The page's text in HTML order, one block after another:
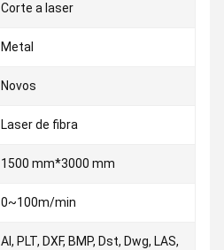
Corte a laser
Metal
Novos
Laser de fibra
1500 mm*3000 mm
0~100m/min
AI, PLT, DXF, BMP, Dst, Dwg, LAS,